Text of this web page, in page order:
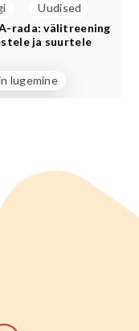
Uudised
rada: välitreening
ja suurtele
lugemine